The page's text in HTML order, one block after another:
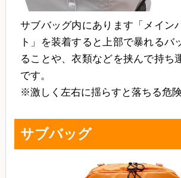
サブバッグ内にあります「メイン
ト」を装着すると上部で暴れるバ
ることや、衣類などを挟んで持ち
です。
※激しく左右に揺らすと落ちる危険
サブバッグ